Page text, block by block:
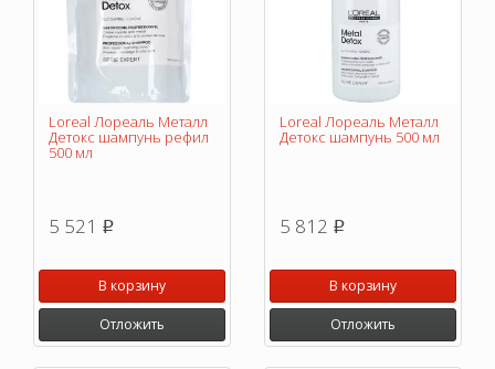
Loreal Лореаль Металл
Детокс шампунь рефил
500 мл
5 521 p
В корзину
Отложить
Loreal Лореаль Металл
Детокс шампунь 500 мл
5 812 p
В корзину
Отложить